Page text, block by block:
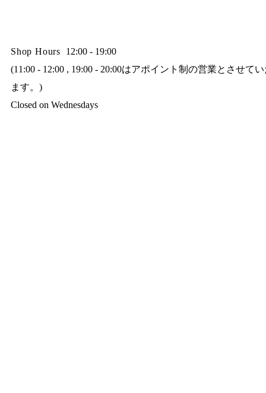
Shop Hours
12:00 - 19:00
(11:00 - 12:00 , 19:00 - 20:00はアポイント制の営業とさせて
ます。)
Closed on Wednesdays​